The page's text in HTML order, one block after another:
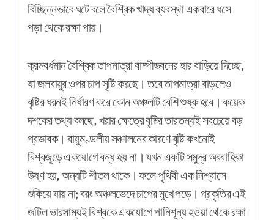
বিচ্ছিন্নভাবে ঘটে বলে বৈশ্বিক খাদ্য ব্যবস্থা একবারে ধসে
পড়া থেকে রক্ষা পায়।
ক্রমবর্ধমান বৈশ্বিক তাপমাত্রা বাষ্পীভবনের হার বাড়িয়ে দিচ্ছে,
যা জলবায়ুর ওপর চাপ সৃষ্টি করছে। তবে তাপমাত্রা বাড়লেও
বৃষ্টির ধরনই নির্ধারণ করে কোন অঞ্চলটি বেশি শুষ্ক হবে। কয়েক
দশকের তথ্য বলছে, খরার ক্ষেত্রে বৃষ্টির তারতম্যই সবচেয়ে বড়
প্রভাবক। বায়ুমণ্ডলীয় সঞ্চালনের কারণে বৃষ্টি কখনোই
বিশ্বজুড়ে একযোগে বন্ধ হয় না। যখন একটি সমুদ্র অববাহিকা
উষ্ণ হয়, অন্যটি শীতল থাকে। ফলে পৃথিবী এক নিশ্বাসে
শুকিয়ে যায় না; বরং অঞ্চলভেদে চাপের মুখে পড়ে। প্রকৃতির এই
জটিল ভারসাম্যই বিশ্বকে একযোগে পানিশূন্য হওয়া থেকে রক্ষা